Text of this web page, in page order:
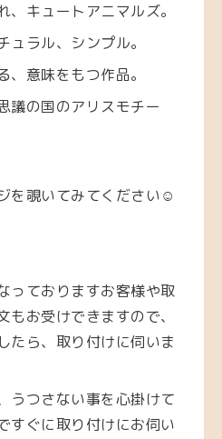
、キュートアニマルズ。
ュラル、シンプル。
、意味をもつ作品。
議の国のアリスモチー
を覗いてみてください☺️
っておりますお客様や取
お受けできますので、
たら、取り付けに伺いま
うつさない事を心掛けて
すぐに取り付けにお伺い